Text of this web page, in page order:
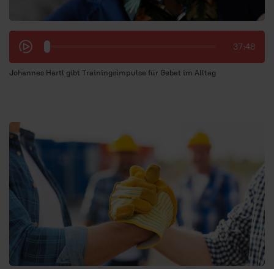
37:48
Johannes Hartl gibt Trainingsimpulse für Gebet im Alltag